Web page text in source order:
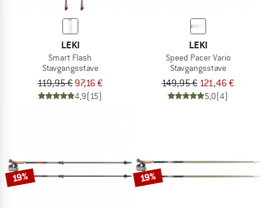
LEKI
Smart Flash
Stavgangsstave
119,95 € 97,16 €
4,9(15)
LEKI
Speed Pacer Vario
Stavgangsstave
149,95 € 121,46 €
5,0(4)
19% 19%